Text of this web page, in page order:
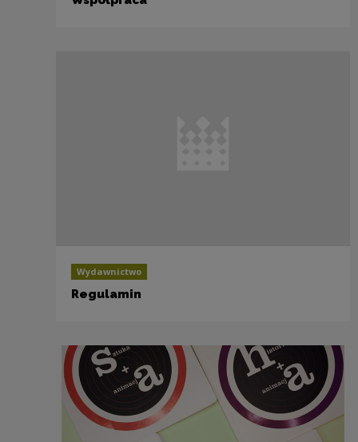
Wydawnictwo
Regulamin